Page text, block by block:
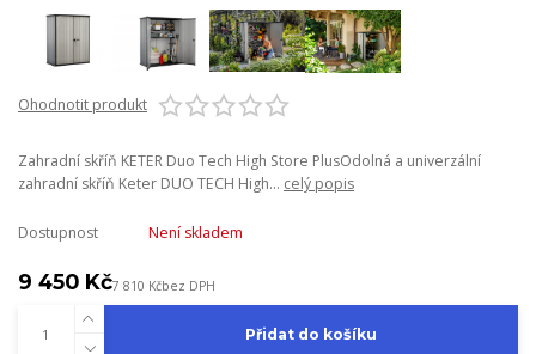
Ohodnotit produkt
Zahradní skříň KETER Duo Tech High Store PlusOdolná a univerzální
zahradní skříň Keter DUO TECH High... celý popis
Dostupnost Není skladem
9 450 Kč7 810 Kčbez DPH
Přidat do košíku